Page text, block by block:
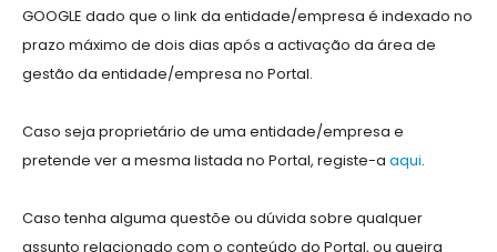
GOOGLE dado que o link da entidade/empresa é indexado no
prazo máximo de dois dias após a activação da área de
gestão da entidade/empresa no Portal.
Caso seja proprietário de uma entidade/empresa e
pretende ver a mesma listada no Portal, registe-a aqui.
Caso tenha alguma questõe ou dúvida sobre qualquer
assunto relacionado com o conteúdo do Portal, ou queira